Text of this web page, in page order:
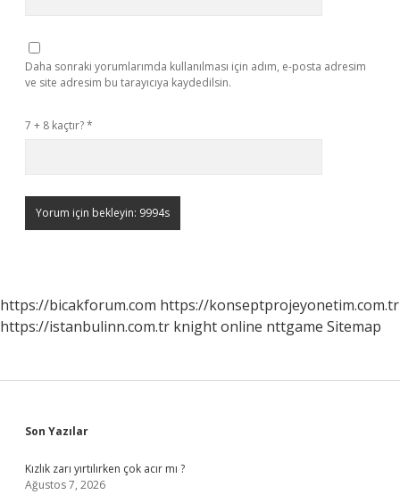
Daha sonraki yorumlarımda kullanılması için adım, e-posta adresim
ve site adresim bu tarayıcıya kaydedilsin.
7 + 8 kaçtır?*
https://bicakforum.com https://konseptprojeyonetim.com.tr
https://istanbulinn.com.tr knight online nttgame Sitemap
Sidebar
Son Yazılar
Kızlık zarı yırtılırken çok acır mı ?
Ağustos 7, 2026